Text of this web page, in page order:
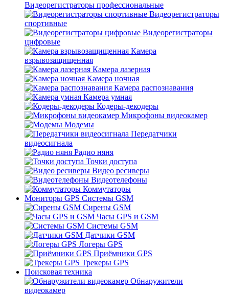
Видеорегистраторы профессиональные
Видеорегистраторы
спортивные
Видеорегистраторы
цифровые
Камера
взрывозащищенная
Камера лазерная
Камера ночная
Камера распознавания
Камера умная
Кодеры-декодеры
Микрофоны видеокамер
Модемы
Передатчики
видеосигнала
Радио няня
Точки доступа
Видео ресиверы
Видеотелефоны
Коммутаторы
Мониторы GPS Системы GSM
Сирены GSM
Часы GPS и GSM
Системы GSM
Датчики GSM
Логеры GPS
Приёмники GPS
Трекеры GPS
Поисковая техника
Обнаружители
видеокамер